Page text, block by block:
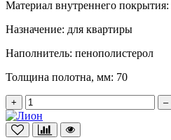
Материал внутреннего покрытия:
Назначение: для квартиры
Наполнитель: пенополистерол
Толщина полотна, мм: 70
+ –